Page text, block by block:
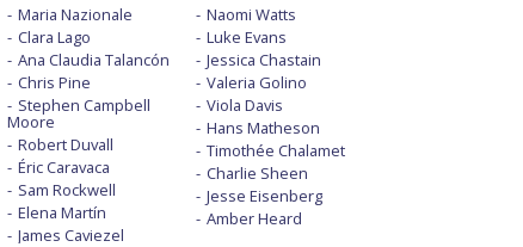
Maria Nazionale
Clara Lago
Ana Claudia Talancón
Chris Pine
Stephen Campbell
Moore
Robert Duvall
Éric Caravaca
Sam Rockwell
Elena Martín
James Caviezel
Naomi Watts
Luke Evans
Jessica Chastain
Valeria Golino
Viola Davis
Hans Matheson
Timothée Chalamet
Charlie Sheen
Jesse Eisenberg
Amber Heard